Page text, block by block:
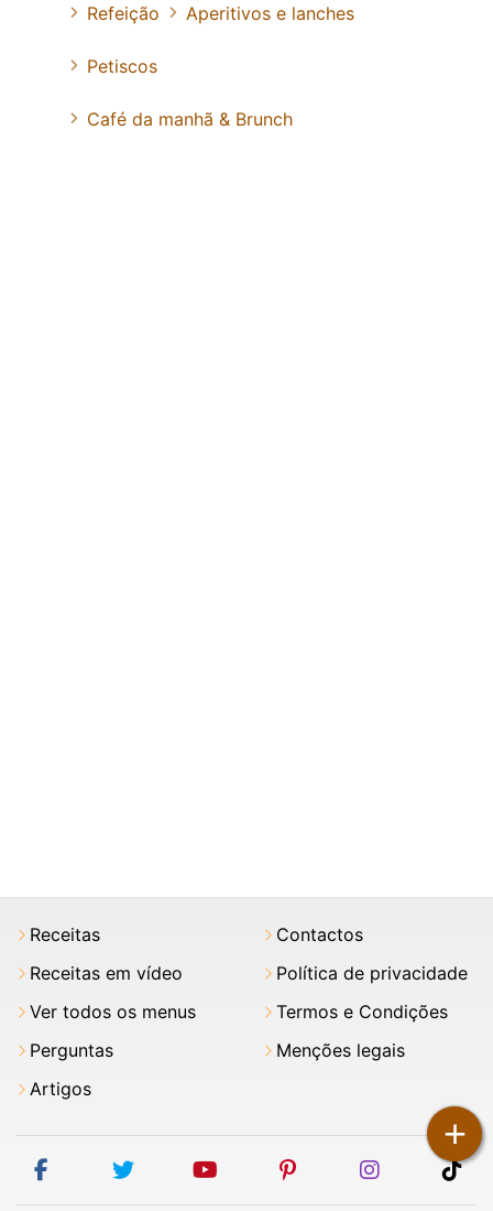
+
Refeição
Aperitivos e lanches
Petiscos
Café da manhã & Brunch
Receitas
Receitas em vídeo
Ver todos os menus
Perguntas
Artigos
Contactos
Política de privacidade
Termos e Condições
Menções legais
facebooktwitter youtubepinterestinstagram